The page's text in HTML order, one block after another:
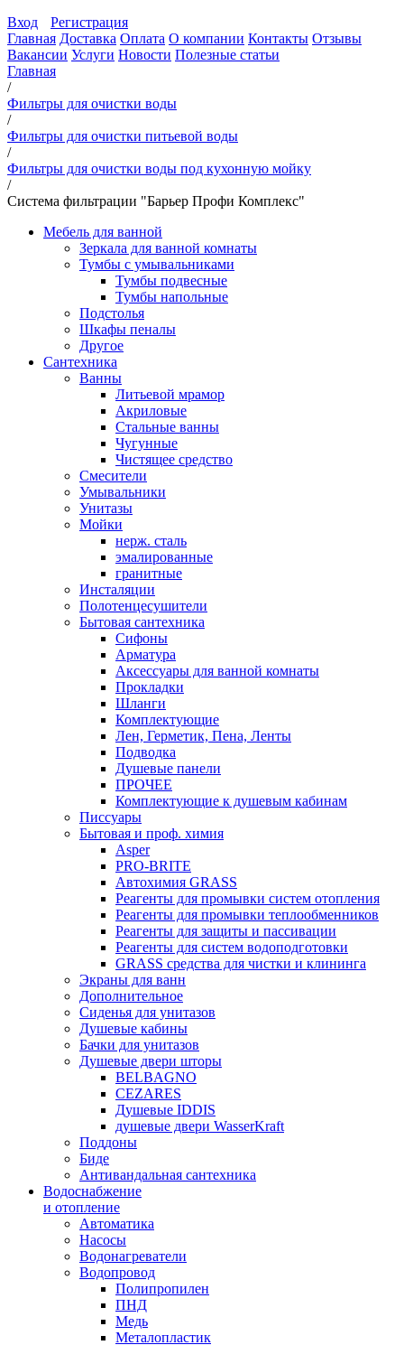
Вход
Регистрация
Главная Доставка Оплата О компании Контакты Отзывы
Вакансии Услуги Новости Полезные статьи
Главная
/
Фильтры для очистки воды
/
Фильтры для очистки питьевой воды
/
Фильтры для очистки воды под кухонную мойку
/
Система фильтрации "Барьер Профи Комплекс"
Мебель для ванной
Зеркала для ванной комнаты
Тумбы с умывальниками
Тумбы подвесные
Тумбы напольные
Подстолья
Шкафы пеналы
Другое
Сантехника
Ванны
Литьевой мрамор
Акриловые
Стальные ванны
Чугунные
Чистящее средство
Смесители
Умывальники
Унитазы
Мойки
нерж. сталь
эмалированные
гранитные
Инсталяции
Полотенцесушители
Бытовая сантехника
Сифоны
Арматура
Аксессуары для ванной комнаты
Прокладки
Шланги
Комплектующие
Лен, Герметик, Пена, Ленты
Подводка
Душевые панели
ПРОЧЕЕ
Комплектующие к душевым кабинам
Писсуары
Бытовая и проф. химия
Asper
PRO-BRITE
Автохимия GRASS
Реагенты для промывки систем отопления
Реагенты для промывки теплообменников
Реагенты для защиты и пассивации
Реагенты для систем водоподготовки
GRASS средства для чистки и клининга
Экраны для ванн
Дополнительное
Сиденья для унитазов
Душевые кабины
Бачки для унитазов
Душевые двери шторы
BELBAGNO
CEZARES
Душевые IDDIS
душевые двери WasserKraft
Поддоны
Биде
Антивандальная сантехника
Водоснабжение
и отопление
Автоматика
Насосы
Водонагреватели
Водопровод
Полипропилен
ПНД
Медь
Металопластик